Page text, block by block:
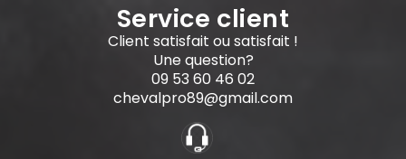
Service client
Client satisfait ou satisfait !
Une question?
09 53 60 46 02
chevalpro89@gmail.com